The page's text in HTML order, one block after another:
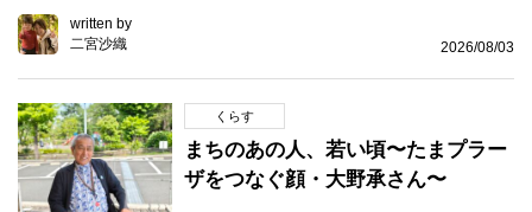
written by
二宮沙織
2026/08/03
くらす
まちのあの人、若い頃〜たまプラー
ザをつなぐ顔・大野承さん〜